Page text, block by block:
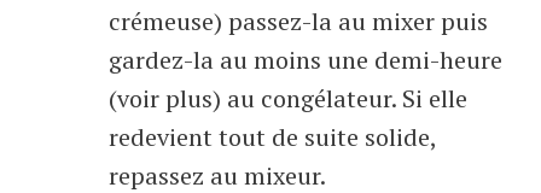
crémeuse) passez-la au mixer puis
gardez-la au moins une demi-heure
(voir plus) au congélateur. Si elle
redevient tout de suite solide,
repassez au mixeur.